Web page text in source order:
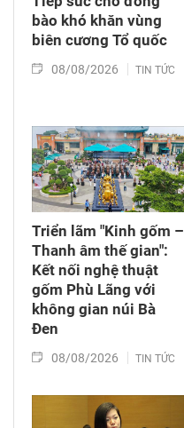
bào khó khăn vùng
biên cương Tổ quốc
08/08/2026 TIN TỨC
Triển lãm "Kinh gốm –
Thanh âm thế gian":
Kết nối nghệ thuật
gốm Phù Lãng với
không gian núi Bà
Đen
08/08/2026 TIN TỨC